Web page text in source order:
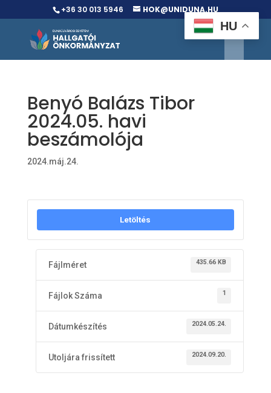
+36 30 013 5946 HOK@UNIDUNA.HU
Benyó Balázs Tibor
2024.05. havi
beszámolója
2024.máj.24.
Letöltés
Fájlméret 435.66 KB
Fájlok Száma 1
Dátumkészítés 2024.05.24.
Utoljára frissített 2024.09.20.
HU